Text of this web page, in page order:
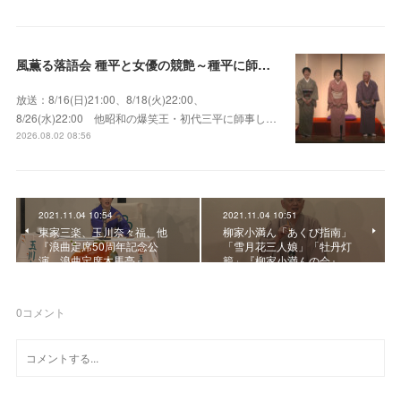
風薫る落語会 種平と女優の競艶～種平に師事した女優たちが百花繚乱に咲き誇る大人気落語会
放送：8/16(日)21:00、8/18(火)22:00、
8/26(水)22:00 他昭和の爆笑王・初代三平に師事し…
2026.08.02 08:56
2021.11.04 10:54
東家三楽、玉川奈々福、他
『浪曲定席50周年記念公
演 浪曲定席木馬亭』
2021.11.04 10:51
柳家小満ん「あくび指南」
「雪月花三人娘」「牡丹灯
籠」『柳家小満んの会』
0コメント